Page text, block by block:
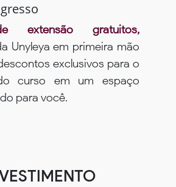
extensão gratuitos,
Unyleya em primeira mão
exclusivos para o
curso em um espaço
para você.